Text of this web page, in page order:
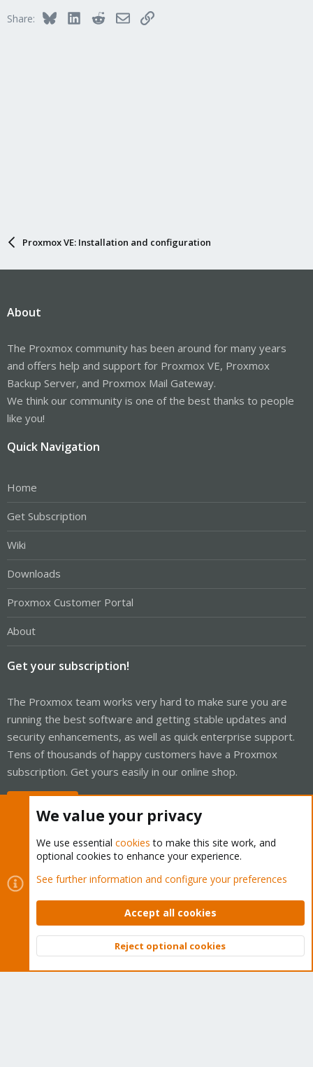
Share: BlueskyLinkedInRedditEmailLink
Proxmox VE: Installation and configuration
About
The Proxmox community has been around for many years
and offers help and support for Proxmox VE, Proxmox
Backup Server, and Proxmox Mail Gateway.
We think our community is one of the best thanks to people
like you!
Quick Navigation
Home
Get Subscription
Wiki
Downloads
Proxmox Customer Portal
About
Get your subscription!
The Proxmox team works very hard to make sure you are
running the best software and getting stable updates and
security enhancements, as well as quick enterprise support.
Tens of thousands of happy customers have a Proxmox
subscription. Get yours easily in our online shop.
Cookies
Proxmox Support Forum - Light Mode
Contact us
Terms and rules Privacy policy Help Home
Community platform by XenForo © 2010-2026 XenForo Ltd.
Top
We value your privacy
We use essential cookies to make this site work, and
optional cookies to enhance your experience.
See further information and configure your preferences
Accept all cookies
Reject optional cookies